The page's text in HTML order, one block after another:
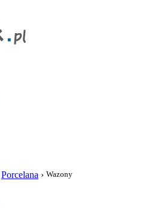
Porcelana › Wazony